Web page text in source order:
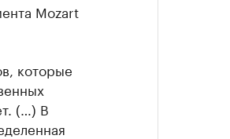
Mozart
которые
(…) В